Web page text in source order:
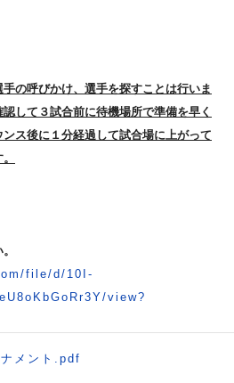
の呼びかけ、選手を探すことは行いま
して３試合前に待機場所で準備を早く
ス後に１分経過して試合場に上がって
file/d/10I-
view?
メント.pdf